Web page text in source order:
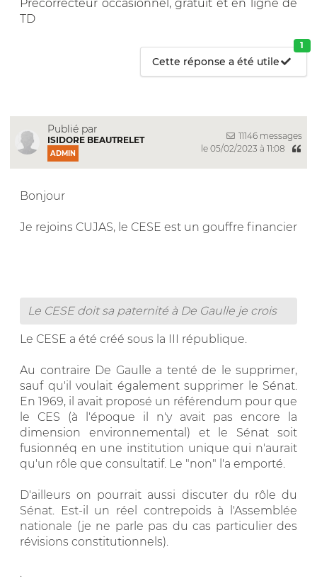
Précorrecteur occasionnel, gratuit et en ligne de
TD
Cette réponse a été utile
1
Publié par
ISIDORE BEAUTRELET
ADMIN
11146 messages
le 05/02/2023 à 11:08
Bonjour
Je rejoins CUJAS, le CESE est un gouffre financier
Le CESE doit sa paternité à De Gaulle je crois
Le CESE a été créé sous la III république.
Au contraire De Gaulle a tenté de le supprimer,
sauf qu'il voulait également supprimer le Sénat.
En 1969, il avait proposé un référendum pour que
le CES (à l'époque il n'y avait pas encore la
dimension environnemental) et le Sénat soit
fusionnéq en une institution unique qui n'aurait
qu'un rôle que consultatif. Le "non" l'a emporté.
D'ailleurs on pourrait aussi discuter du rôle du
Sénat. Est-il un réel contrepoids à l'Assemblée
nationale (je ne parle pas du cas particulier des
révisions constitutionnels).
.